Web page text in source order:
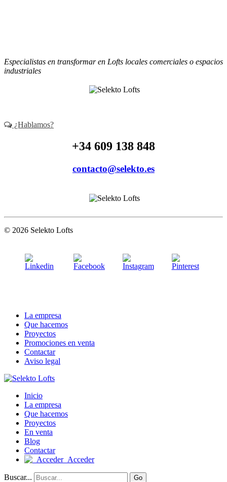
Especialistas en transformar en Lofts locales comerciales o espacios
industriales
¿Hablamos?
+34 609 138 848
contacto@selekto.es
© 2026 Selekto Lofts
La empresa
Que hacemos
Proyectos
Promociones en venta
Contactar
Aviso legal
Inicio
La empresa
Que hacemos
Proyectos
En venta
Blog
Contactar
Acceder
Buscar... Go